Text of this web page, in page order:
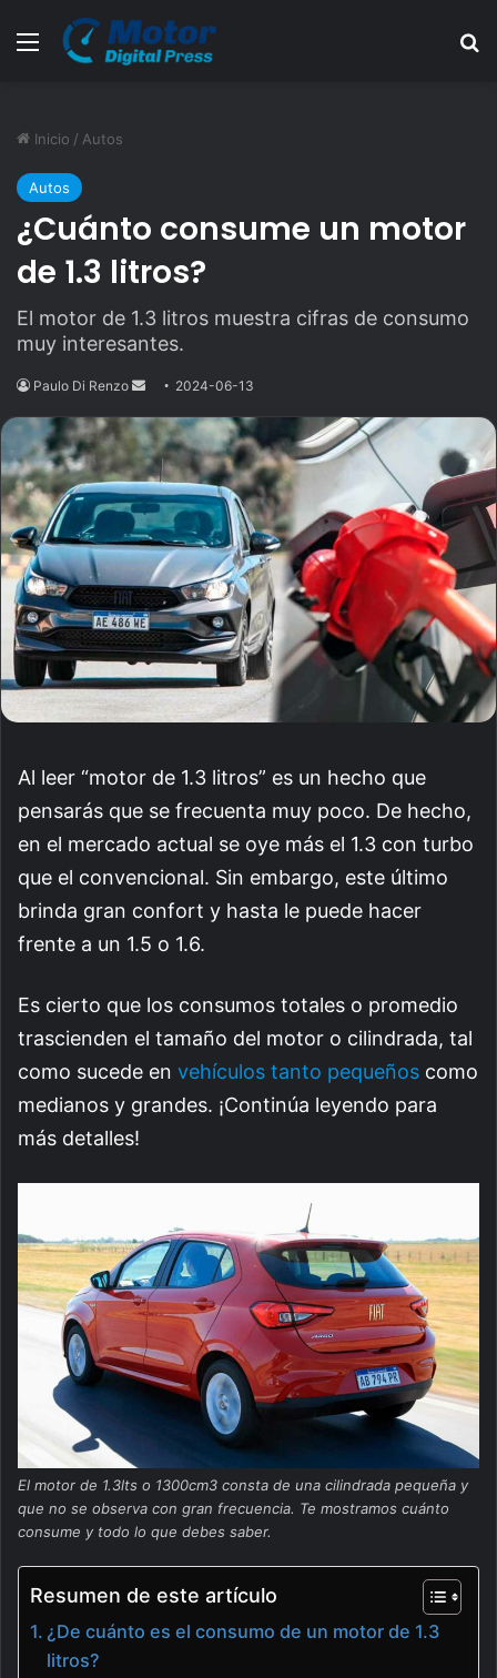
Menú
Inicio / Autos
Autos
¿Cuánto consume un motor
de 1.3 litros?
El motor de 1.3 litros muestra cifras de consumo
muy interesantes.
Paulo Di Renzo
Send
email
2024-06-13
Al leer “motor de 1.3 litros” es un hecho que
pensarás que se frecuenta muy poco. De hecho,
en el mercado actual se oye más el 1.3 con turbo
que el convencional. Sin embargo, este último
brinda gran confort y hasta le puede hacer
frente a un 1.5 o 1.6.
Es cierto que los consumos totales o promedio
trascienden el tamaño del motor o cilindrada, tal
como sucede en vehículos tanto pequeños como
medianos y grandes. ¡Continúa leyendo para
más detalles!
El motor de 1.3lts o 1300cm3 consta de una cilindrada pequeña y
que no se observa con gran frecuencia. Te mostramos cuánto
consume y todo lo que debes saber.
Resumen de este artículo
¿De cuánto es el consumo de un motor de 1.3
litros?